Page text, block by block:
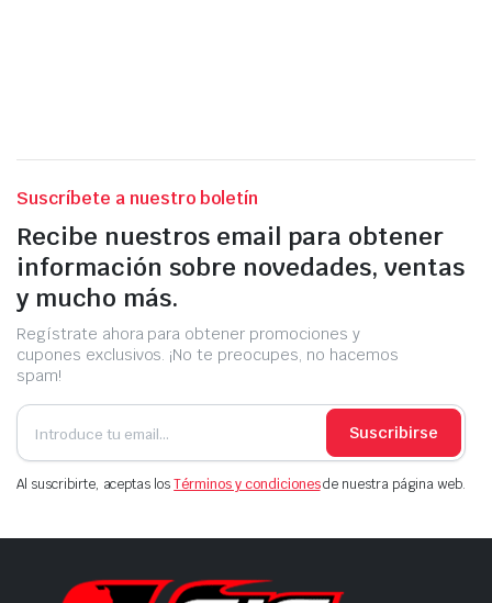
Suscríbete a nuestro boletín
Recibe nuestros email para obtener
información sobre novedades, ventas
y mucho más.
Regístrate ahora para obtener promociones y
cupones exclusivos. ¡No te preocupes, no hacemos
spam!
Suscribirse
Al suscribirte, aceptas losTérminos y condicionesde nuestra página web.